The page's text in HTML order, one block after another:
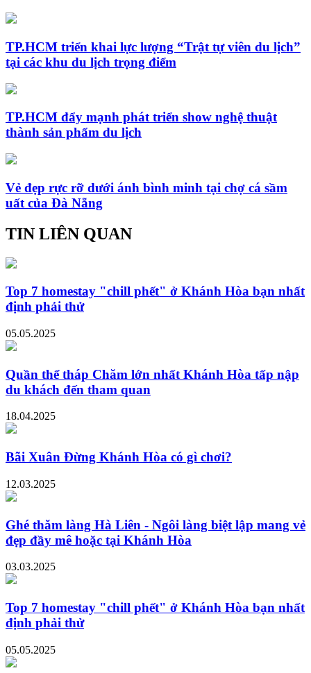
TP.HCM triển khai lực lượng “Trật tự viên du lịch”
tại các khu du lịch trọng điểm
TP.HCM đẩy mạnh phát triển show nghệ thuật
thành sản phẩm du lịch
Vẻ đẹp rực rỡ dưới ánh bình minh tại chợ cá sầm
uất của Đà Nẵng
TIN LIÊN QUAN
Top 7 homestay "chill phết" ở Khánh Hòa bạn nhất
định phải thử
05.05.2025
Quần thể tháp Chăm lớn nhất Khánh Hòa tấp nập
du khách đến tham quan
18.04.2025
Bãi Xuân Đừng Khánh Hòa có gì chơi?
12.03.2025
Ghé thăm làng Hà Liên - Ngôi làng biệt lập mang vẻ
đẹp đầy mê hoặc tại Khánh Hòa
03.03.2025
Top 7 homestay "chill phết" ở Khánh Hòa bạn nhất
định phải thử
05.05.2025